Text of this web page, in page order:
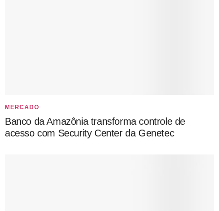
MERCADO
Banco da Amazônia transforma controle de
acesso com Security Center da Genetec